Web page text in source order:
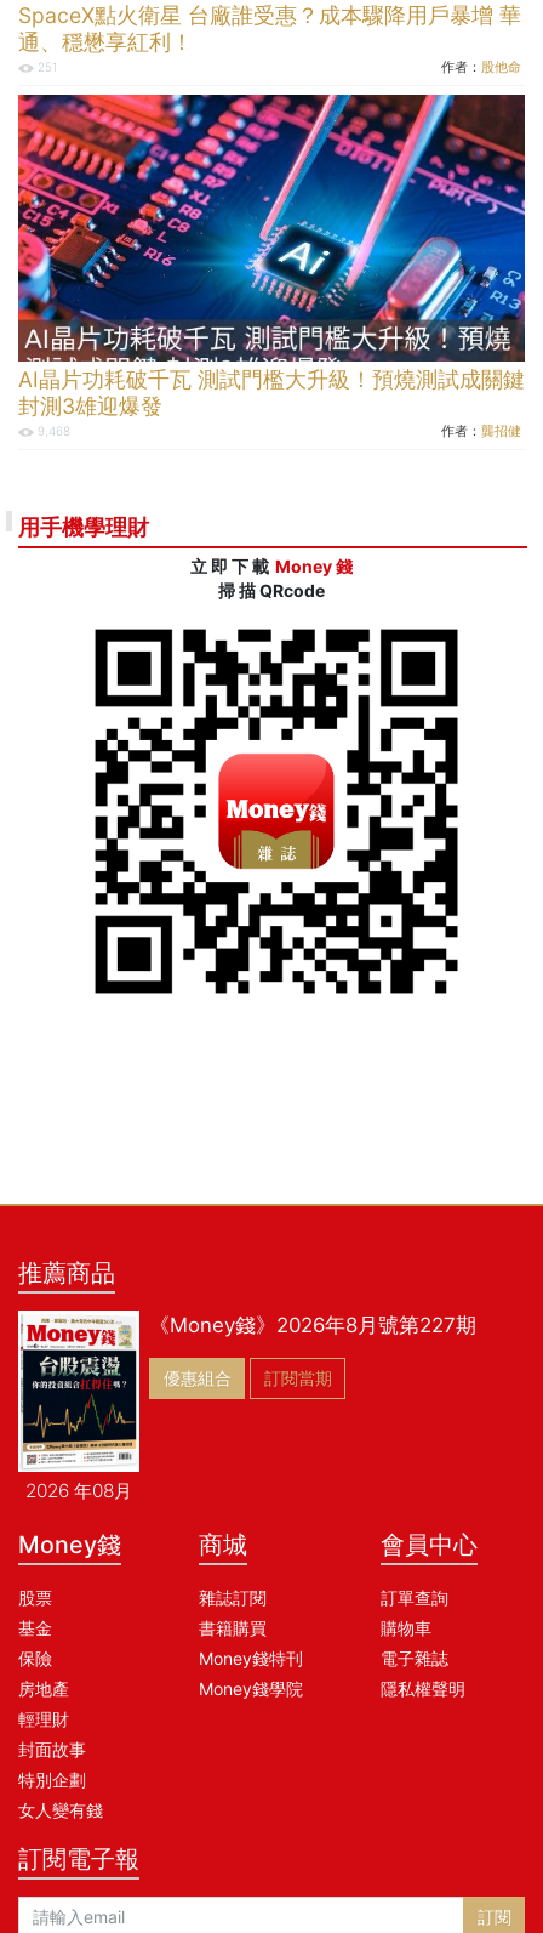
SpaceX點火衛星 台廠誰受惠？成本驟降用戶暴增 華
通、穩懋享紅利！
251 作者： 股他命
AI晶片功耗破千瓦 測試門檻大升級！預燒測試成關鍵
封測3雄迎爆發
9,468 作者： 龔招健
用手機學理財
立 即 下 載 Money 錢
掃 描 QRcode
推薦商品
2026 年08月
《Money錢》2026年8月號第227期
優惠組合 訂閱當期
Money錢
股票
基金
保險
房地產
輕理財
封面故事
特別企劃
女人變有錢
商城
雜誌訂閱
書籍購買
Money錢特刊
Money錢學院
會員中心
訂單查詢
購物車
電子雜誌
隱私權聲明
訂閱電子報
訂閱